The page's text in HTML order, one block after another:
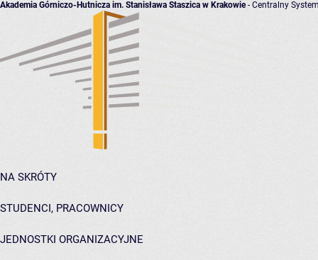
Akademia Górniczo-Hutnicza im. Stanisława Staszica w Krakowie- Centralny
NA SKRÓTY
STUDENCI, PRACOWNICY
JEDNOSTKI ORGANIZACYJNE